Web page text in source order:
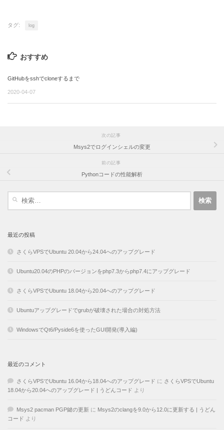
タグ: log
おすすめ
GitHubをsshでcloneするまで
2020-04-07
次の記事
Msys2でログインシェルの変更
前の記事
Pythonコードの性能解析
最近の投稿
さくらVPSでUbuntu 20.04から24.04へのアップグレード
Ubuntu20.04のPHPのバージョンをphp7.3からphp7.4にアップグレード
さくらVPSでUbuntu 18.04から20.04へのアップグレード
Ubuntuアップグレードでgrubが破壊された場合の対処方法
WindowsでQt6/Pyside6を使ったGUI開発(導入編)
最近のコメント
さくらVPSでUbuntu 16.04から18.04へのアップグレード に さくらVPSでUbuntu
18.04から20.04へのアップグレード | うどんコード より
Msys2 pacman PGP鍵の更新 に Msys2のclangを9.0から12.0に更新する | うどん
コード より